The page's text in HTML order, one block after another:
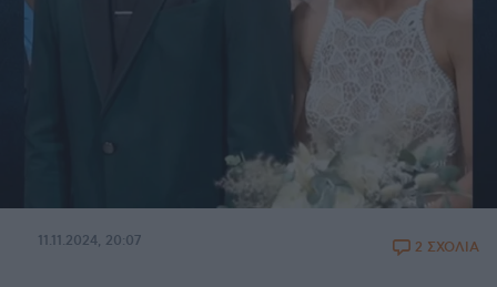
11.11.2024, 20:07 2 ΣΧΟΛΙΑ